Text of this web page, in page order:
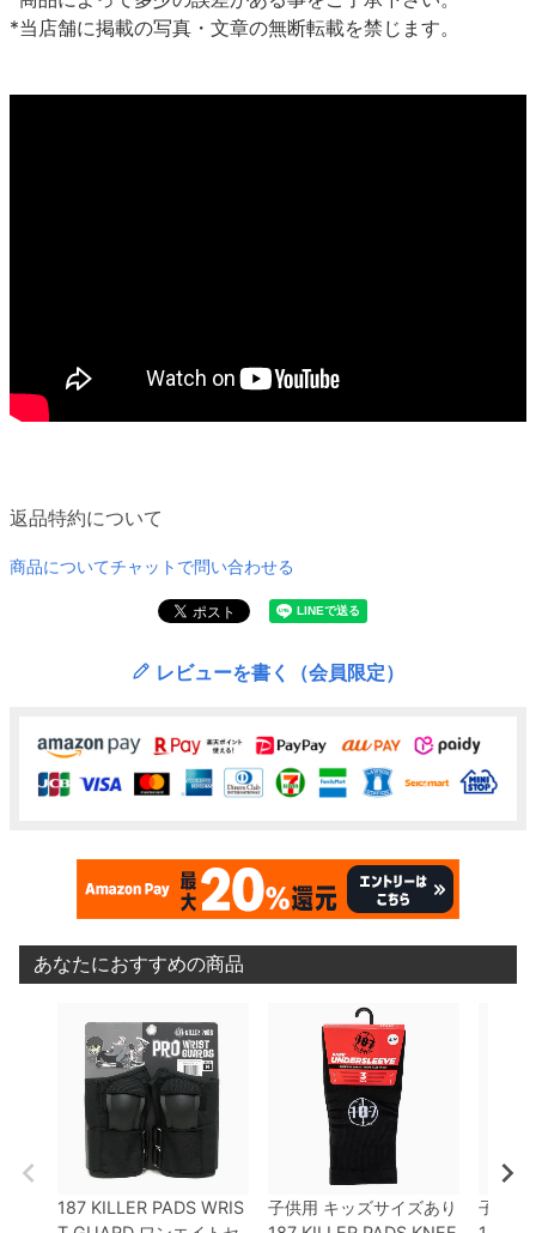
*当店舗に掲載の写真・文章の無断転載を禁じます。
返品特約について
商品についてチャットで問い合わせる
レビューを書く（会員限定）
あなたにおすすめの商品
187 KILLER PADS WRIS
子供用 キッズサイズあり
子供用